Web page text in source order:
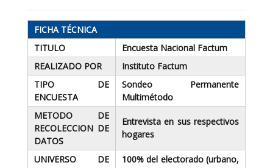
FICHA TÉCNICA
TITULO
Encuesta Nacional Factum
REALIZADO POR
Instituto Factum
TIPO DE
ENCUESTA
Sondeo Permanente
Multimétodo
METODO DE
RECOLECCION DE
DATOS
Entrevista en sus respectivos
hogares
UNIVERSO DE
100% del electorado (urbano,